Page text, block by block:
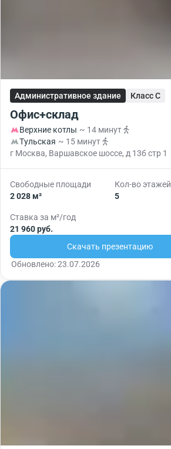
Административное здание Класс C
Офис+склад
Верхние котлы ~ 14 минут
Тульская ~ 15 минут
г Москва, Варшавское шоссе, д 13б стр 1
Свободные площади
2 028 м²
Кол-во этажей
5
Ставка за м²/год
21 960 руб.
Скачать презентацию
Обновлено: 23.07.2026